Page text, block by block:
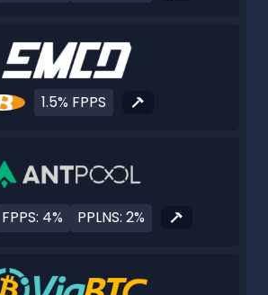
1.5% FPPS
FPPS: 4% PPLNS: 2%